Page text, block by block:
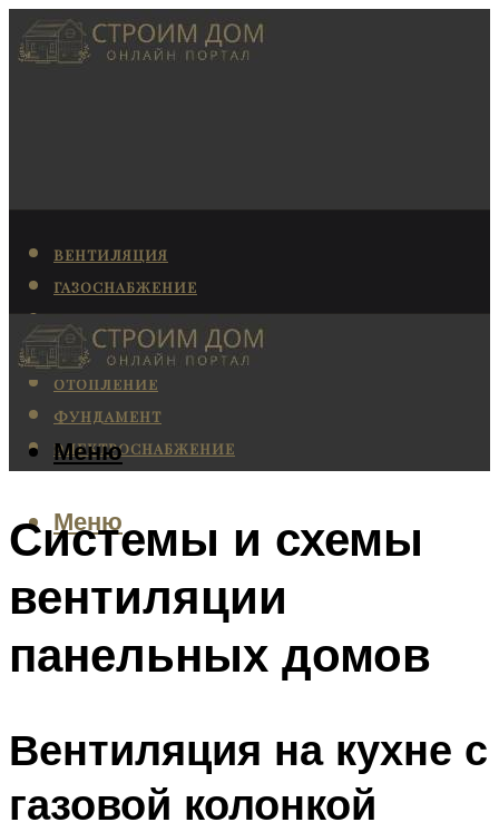
ВЕНТИЛЯЦИЯ
ГАЗОСНАБЖЕНИЕ
КАНАЛИЗАЦИЯ
КОНДИЦИОНИРОВАНИЕ
ОТОПЛЕНИЕ
ФУНДАМЕНТ
ЭЛЕКТРОСНАБЖЕНИЕ
Меню
Меню
Системы и схемы
вентиляции
панельных домов
Вентиляция на кухне с
газовой колонкой